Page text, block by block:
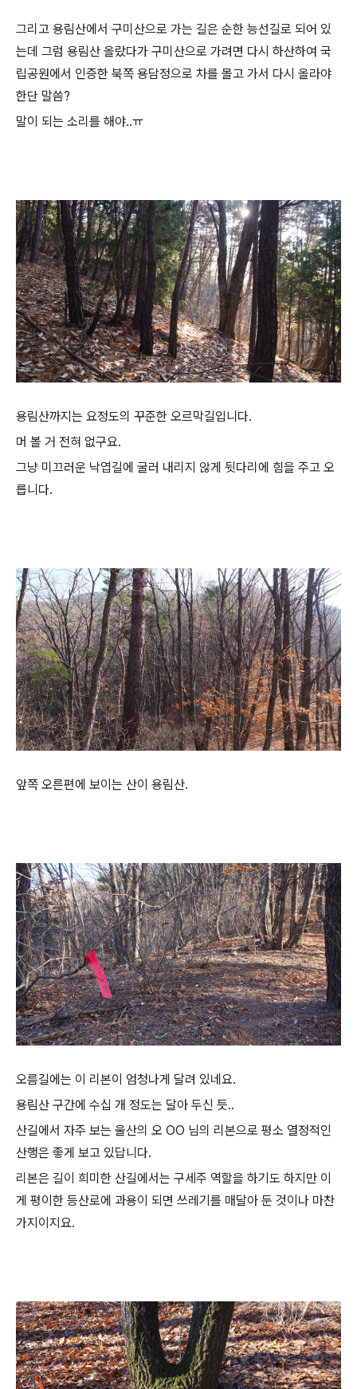
그리고 용림산에서 구미산으로 가는 길은 순한 능선길로 되어 있
는데 그럼 용림산 올랐다가 구미산으로 가려면 다시 하산하여 국
립공원에서 인증한 북쪽 용담정으로 차를 몰고 가서 다시 올라야
한단 말씀?
말이 되는 소리를 해야..ㅠ
용림산까지는 요정도의 꾸준한 오르막길입니다.
머 볼 거 전혀 없구요.
그냥 미끄러운 낙엽길에 굴러 내리지 않게 뒷다리에 힘을 주고 오
릅니다.
앞쪽 오른편에 보이는 산이 용림산.
오름길에는 이 리본이 엄청나게 달려 있네요.
용림산 구간에 수십 개 정도는 달아 두신 듯..
산길에서 자주 보는 울산의 오 OO 님의 리본으로 평소 열정적인
산행은 좋게 보고 있답니다.
리본은 길이 희미한 산길에서는 구세주 역할을 하기도 하지만 이
게 평이한 등산로에 과용이 되면 쓰레기를 매달아 둔 것이나 마찬
가지이지요.